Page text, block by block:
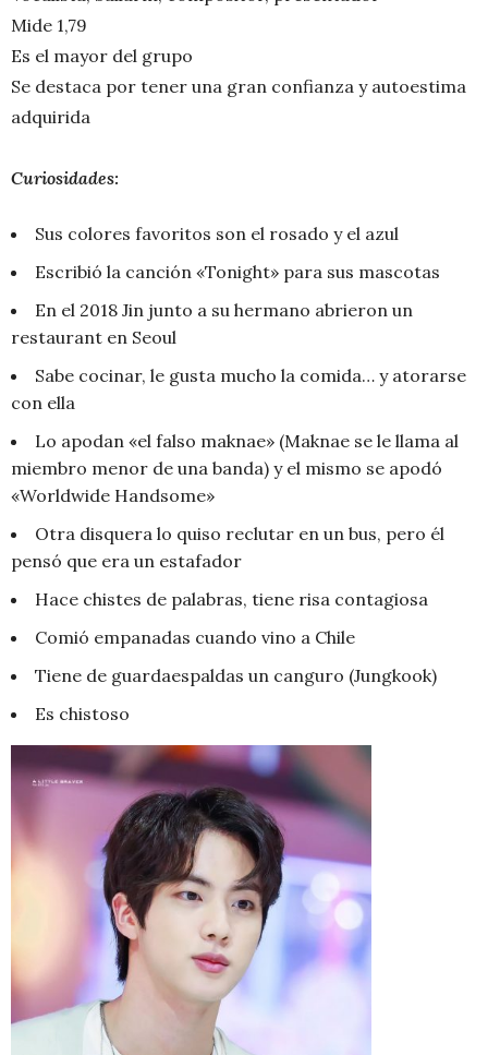
Mide 1,79
Es el mayor del grupo
Se destaca por tener una gran confianza y autoestima
adquirida
Curiosidades:
Sus colores favoritos son el rosado y el azul
Escribió la canción «Tonight» para sus mascotas
En el 2018 Jin junto a su hermano abrieron un
restaurant en Seoul
Sabe cocinar, le gusta mucho la comida… y atorarse
con ella
Lo apodan «el falso maknae» (Maknae se le llama al
miembro menor de una banda) y el mismo se apodó
«Worldwide Handsome»
Otra disquera lo quiso reclutar en un bus, pero él
pensó que era un estafador
Hace chistes de palabras, tiene risa contagiosa
Comió empanadas cuando vino a Chile
Tiene de guardaespaldas un canguro (Jungkook)
Es chistoso